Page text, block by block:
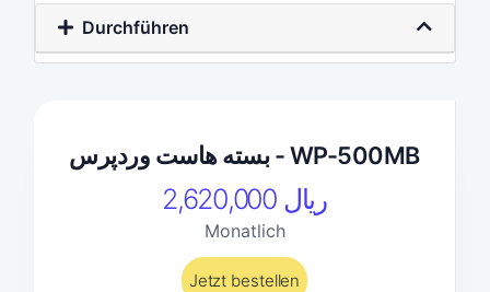
Durchführen
بسته هاست وردپرس - WP-500MB
2,620,000 ریال
Monatlich
Jetzt bestellen